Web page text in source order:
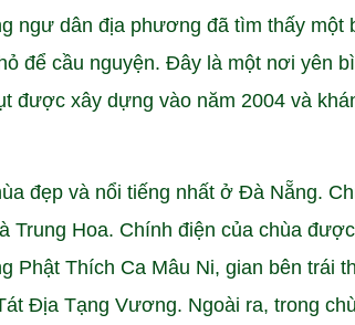
ngư dân địa phương đã tìm thấy một
để cầu nguyện. Đây là một nơi yên
được xây dựng vào năm 2004 và
đẹp và nổi tiếng nhất ở Đà Nẵng.
Trung Hoa. Chính điện của chùa
Phật Thích Ca Mâu Ni, gian bên trái
Địa Tạng Vương. Ngoài ra, trong